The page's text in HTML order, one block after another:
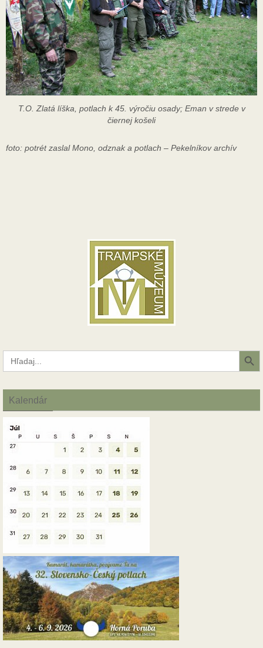
T.O. Zlatá líška, potlach k 45. výročiu osady; Eman v strede v
čiernej košeli
foto: potrét zaslal Mono, odznak a potlach – Pekelníkov archív
Search
for:
Search Button
Kalendár